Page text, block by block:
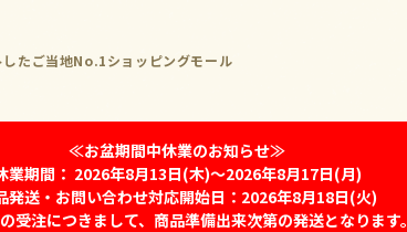
たご当地No.1ショッピングモール
≪お盆期間中休業のお知らせ≫
業期間： 2026年8月13日(木)～2026年8月17日(月)
発送・お問い合わせ対応開始日：2026年8月18日(火)
受注につきまして、商品準備出来次第の発送となります。